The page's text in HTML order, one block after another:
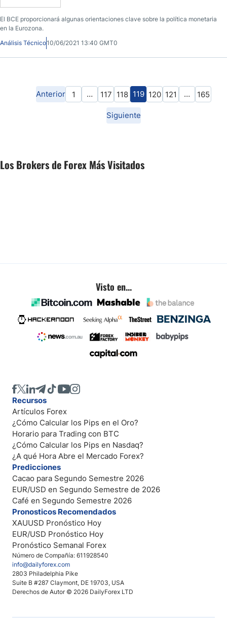
El BCE proporcionará algunas orientaciones clave sobre la política monetaria
en la Eurozona.
Análisis Técnico10/06/2021 13:40 GMT0
Anterior 1 … 117 118 119 120 121 … 165
Siguiente
Los Brokers de Forex Más Visitados
Visto en...
Número de Compañía: 611928540
info@dailyforex.com
2803 Philadelphia Pike
Suite B #287 Claymont, DE 19703, USA
Derechos de Autor © 2026 DailyForex LTD
Recursos
Artículos Forex
¿Cómo Calcular los Pips en el Oro?
Horario para Trading con BTC
¿Cómo Calcular los Pips en Nasdaq?
¿A qué Hora Abre el Mercado Forex?
Predicciones
Cacao para Segundo Semestre 2026
EUR/USD en Segundo Semestre de 2026
Café en Segundo Semestre 2026
Pronosticos Recomendados
XAUUSD Pronóstico Hoy
EUR/USD Pronóstico Hoy
Pronóstico Semanal Forex